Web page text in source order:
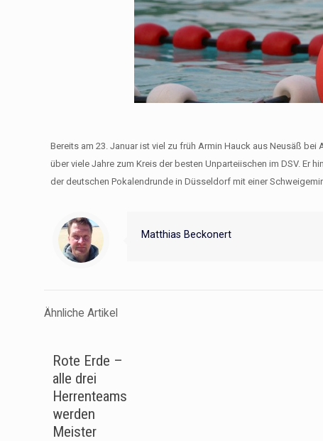
Bereits am 23. Januar ist viel zu früh Armin Hauck aus Neusäß
über viele Jahre zum Kreis der besten Unparteiischen im DSV. Er
der deutschen Pokalendrunde in Düsseldorf mit einer
Matthias Beckonert
Ähnliche Artikel
Rote Erde –
alle drei
Herrenteams
werden
Meister